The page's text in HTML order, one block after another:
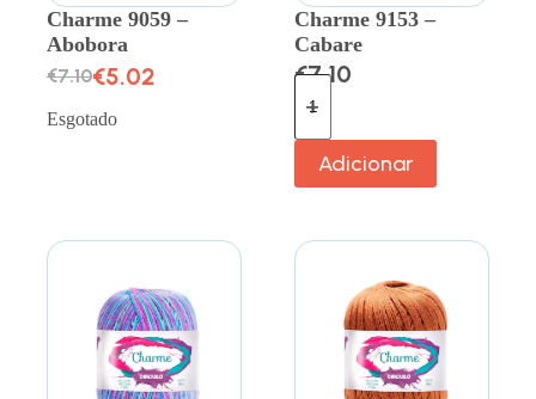
Charme 9059 –
Abobora
€7.10€5.02
Esgotado
Charme 9153 –
Cabare
€7.10
Adicionar